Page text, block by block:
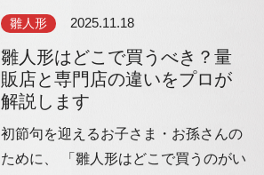
雛人形 2025.11.18
雛人形はどこで買うべき？量
販店と専門店の違いをプロが
解説します
初節句を迎えるお子さま・お孫さんの
ために、 「雛人形はどこで買うのがい